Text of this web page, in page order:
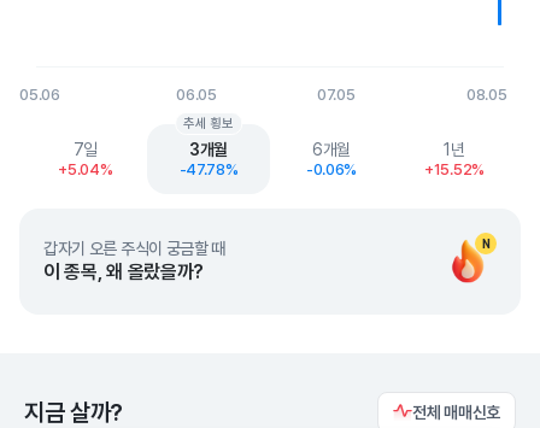
05.06 06.05 07.05 08.05
End of interactive chart.
7일
+5.04%
3개월
-47.78%
추세 횡보
6개월
-0.06%
1년
+15.52%
N
갑자기 오른 주식이 궁금할 때
이 종목, 왜 올랐을까?
지금 살까? 전체 매매신호